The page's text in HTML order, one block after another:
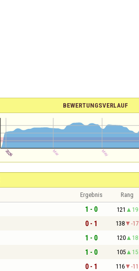
BEWERTUNGSVERLAUF
Ergebnis Rang
1 - 0 121 19
0 - 1 138 -17
1 - 0 120 18
1 - 0 105 15
0 - 1 116 -11